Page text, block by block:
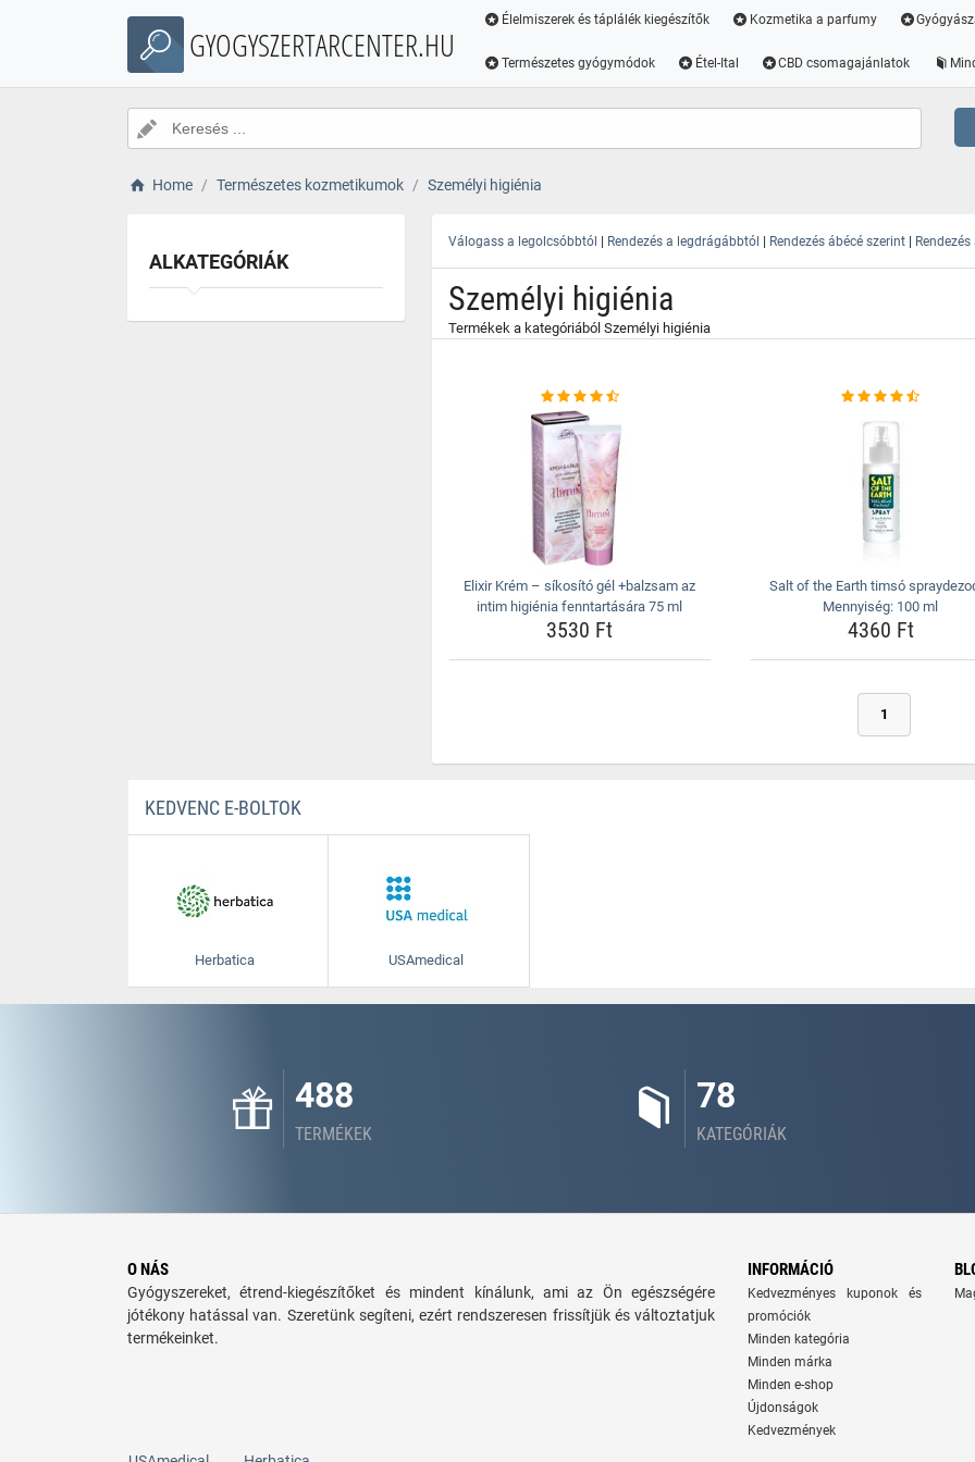
GYOGYSZERTARCENTER.HU
Élelmiszerek és táplálék kiegészítők Kozmetika a parfumy
Természetes gyógymódok Étel-Ital CBD csomagajánlatok
Home Természetes kozmetikumok Személyi higiénia
ALKATEGÓRIÁK
Válogass a legolcsóbbtól | Rendezés a legdrágábbtól | Rendezés ábécé szerint |
Személyi higiénia
Termékek a kategóriából Személyi higiénia
Elixir Krém – síkosító gél +balzsam az
intim higiénia fenntartására 75 ml
3530 Ft
Salt of the Earth timsó
Mennyiség: 100 ml
4360 Ft
1
KEDVENC E-BOLTOK
Herbatica USAmedical
488
TERMÉKEK
78
KATEGÓRIÁK
O NÁS
Gyógyszereket, étrend-kiegészítőket és mindent kínálunk, ami az Ön egészségére
jótékony hatással van. Szeretünk segíteni, ezért rendszeresen frissítjük és változtatjuk
termékeinket.
INFORMÁCIÓ
Kedvezményes kuponok és
promóciók
Minden kategória
Minden márka
Minden e-shop
Újdonságok
Kedvezmények